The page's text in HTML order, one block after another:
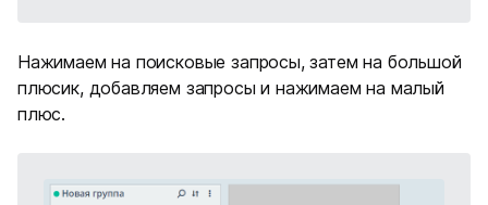
Нажимаем на поисковые запросы, затем на большой
плюсик, добавляем запросы и нажимаем на малый
плюс.